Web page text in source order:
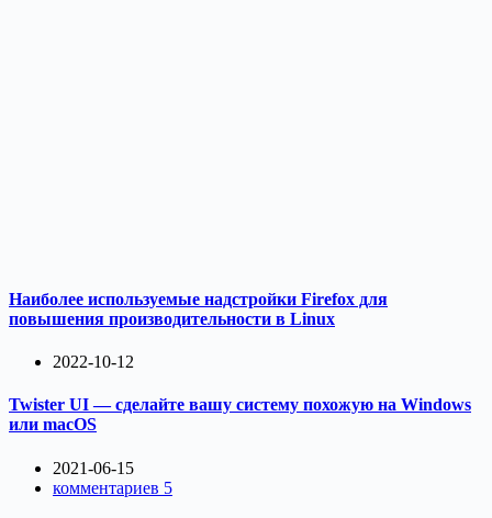
Наиболее используемые надстройки Firefox для
повышения производительности в Linux
2022-10-12
Twister UI — сделайте вашу систему похожую на Windows
или macOS
2021-06-15
комментариев 5